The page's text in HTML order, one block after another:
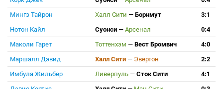
Мингз Тайрон
Халл Сити — Борнмут
3:1
Нотон Кайл
Суонси — Арсенал
0:4
Маколи Гарет
Тоттенхэм — Вест Бромвич
4:0
Маршалл Дэвид
Халл Сити — Эвертон
2:2
Имбула Жильбер
Ливерпуль — Сток Сити
4:1